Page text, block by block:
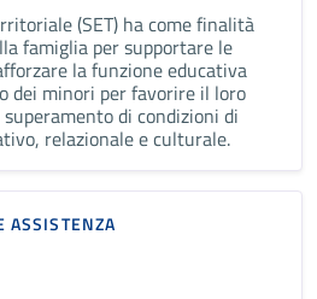
(SET) ha come finalità
famiglia per supportare le
la funzione educativa
dei minori per favorire il loro
di condizioni di
relazionale e culturale.
ASSISTENZA